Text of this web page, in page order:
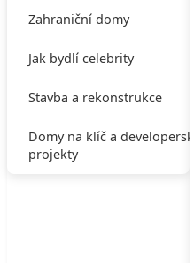
Zahraniční domy
Jak bydlí celebrity
Stavba a rekonstrukce
Domy na klíč a developerské
projekty